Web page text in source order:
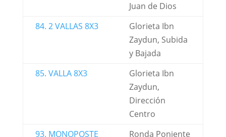
Juan de Dios
84. 2 VALLAS 8X3
Glorieta Ibn
Zaydun, Subida
y Bajada
85. VALLA 8X3
Glorieta Ibn
Zaydun,
Dirección
Centro
93. MONOPOSTE
Ronda Poniente